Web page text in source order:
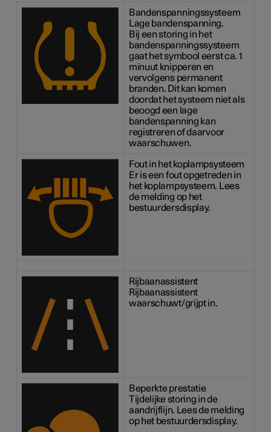
Bandenspanningssysteem
Lage bandenspanning.
Bij een storing in het
bandenspanningssysteem
gaat het symbool eerst ca. 1
minuut knipperen en
vervolgens permanent
branden. Dit kan komen
doordat het systeem niet als
beoogd een lage
bandenspanning kan
registreren of daarvoor
waarschuwen.
Fout in het koplampsysteem
Er is een fout opgetreden in
het koplampsysteem. Lees
de melding op het
bestuurdersdisplay.
Rijbaanassistent
Rijbaanassistent
waarschuwt/grijpt in.
Beperkte prestatie
Tijdelijke storing in de
aandrijflijn. Lees de melding
op het bestuurdersdisplay.